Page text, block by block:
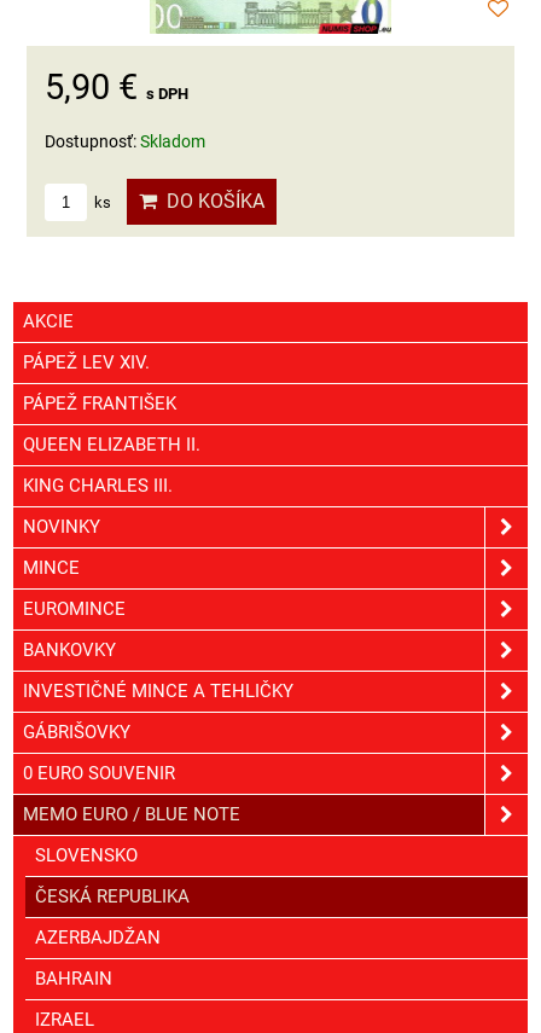
5,90 € s DPH
Dostupnosť:Skladom
ks DO KOŠÍKA
AKCIE
PÁPEŽ LEV XIV.
PÁPEŽ FRANTIŠEK
QUEEN ELIZABETH II.
KING CHARLES III.
NOVINKY
MINCE
EUROMINCE
BANKOVKY
INVESTIČNÉ MINCE A TEHLIČKY
GÁBRIŠOVKY
0 EURO SOUVENIR
MEMO EURO / BLUE NOTE
SLOVENSKO
ČESKÁ REPUBLIKA
AZERBAJDŽAN
BAHRAIN
IZRAEL